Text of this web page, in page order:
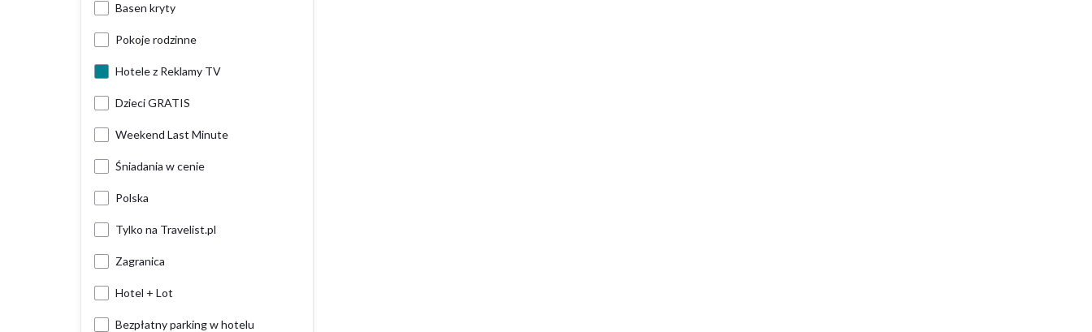
Basen kryty
Pokoje rodzinne
Hotele z Reklamy TV
Dzieci GRATIS
Weekend Last Minute
Śniadania w cenie
Polska
Tylko na Travelist.pl
Zagranica
Hotel + Lot
Bezpłatny parking w hotelu